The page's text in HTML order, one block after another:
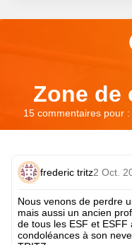
Zone de
15 commentaires pour :
frederic tritz2 Oct.
Nous venons de perdre
mais aussi un ancien
de tous les ESF et
condoléances à son